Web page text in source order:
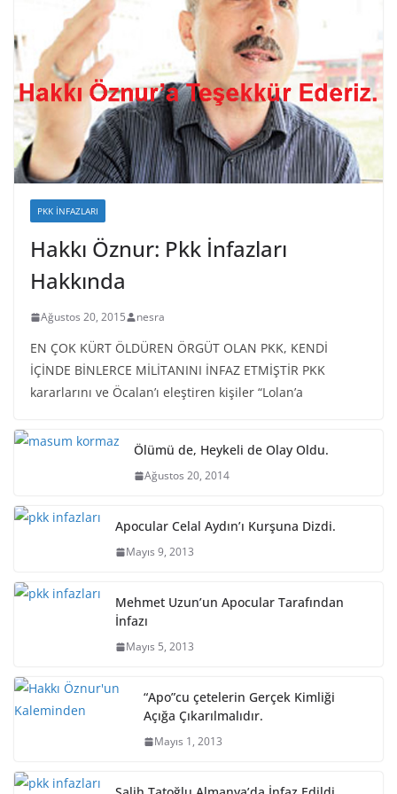
PKK İNFAZLARI
Hakkı Öznur: Pkk İnfazları
Hakkında
Ağustos 20, 2015 nesra
EN ÇOK KÜRT ÖLDÜREN ÖRGÜT OLAN PKK, KENDİ
İÇİNDE BİNLERCE MİLİTANINI İNFAZ ETMİŞTİR PKK
kararlarını ve Öcalan’ı eleştiren kişiler “Lolan’a
Ölümü de, Heykeli de Olay Oldu.
Ağustos 20, 2014
Apocular Celal Aydın’ı Kurşuna Dizdi.
Mayıs 9, 2013
Mehmet Uzun’un Apocular Tarafından
İnfazı
Mayıs 5, 2013
“Apo”cu çetelerin Gerçek Kimliği
Açığa Çıkarılmalıdır.
Mayıs 1, 2013